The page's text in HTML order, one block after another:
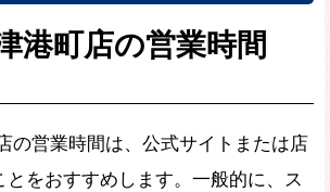
港町店の営業時間
の営業時間は、公式サイトまたは店
をおすすめします。一般的に、ス